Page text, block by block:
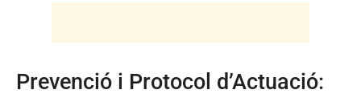
Prevenció i Protocol d’Actuació: